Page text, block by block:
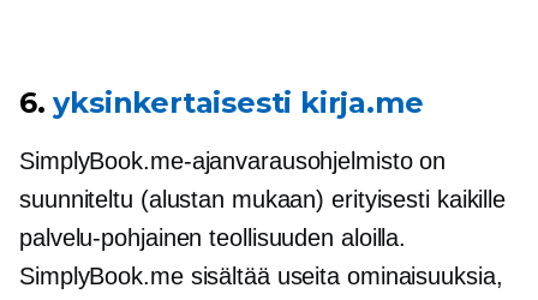
6.yksinkertaisesti kirja.me
SimplyBook.me-ajanvarausohjelmisto on
suunniteltu (alustan mukaan) erityisesti kaikille
palvelu-pohjainen teollisuuden aloilla.
SimplyBook.me sisältää useita ominaisuuksia,